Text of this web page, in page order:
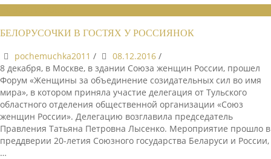
БЕЛОРУСОЧКИ В ГОСТЯХ У РОССИЯНОК
pochemuchka2011 / 08.12.2016 /
8 декабря, в Москве, в здании Союза женщин России, прошел
Форум «Женщины за объединение созидательных сил во имя
мира», в котором приняла участие делегация от Тульского
областного отделения общественной организации «Союз
женщин России». Делегацию возглавила председатель
Правления Татьяна Петровна Лысенко. Мероприятие прошло в
преддверии 20-летия Союзного государства Беларуси и России,
…